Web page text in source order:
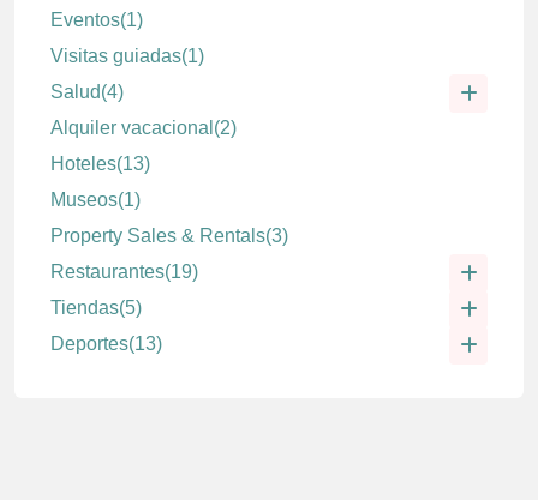
Eventos(1)
Visitas guiadas(1)
Salud(4)
Alquiler vacacional (2)
Hoteles(13)
Museos(1)
Property Sales & Rentals(3)
Restaurantes(19)
Tiendas(5)
Deportes(13)